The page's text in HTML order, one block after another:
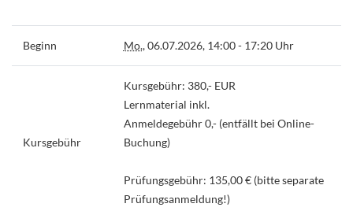
Beginn Mo., 06.07.2026, 14:00 - 17:20 Uhr
Kursgebühr
Kursgebühr: 380,- EUR
Lernmaterial inkl.
Anmeldegebühr 0,- (entfällt bei Online-
Buchung)
Prüfungsgebühr: 135,00 € (bitte separate
Prüfungsanmeldung!)